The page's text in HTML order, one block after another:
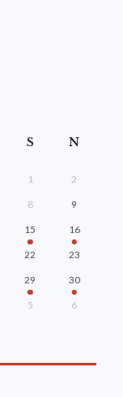
S N
1 2
8 9
15 16
22 23
29 30
5 6